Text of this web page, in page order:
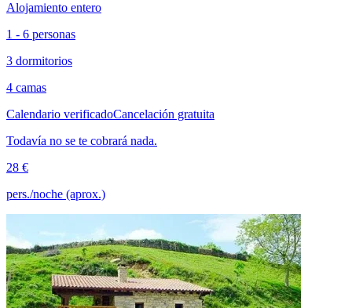
Alojamiento entero
1 - 6 personas
3 dormitorios
4 camas
Calendario verificadoCancelación gratuita
Todavía no se te cobrará nada.
28 €
pers./noche (aprox.)